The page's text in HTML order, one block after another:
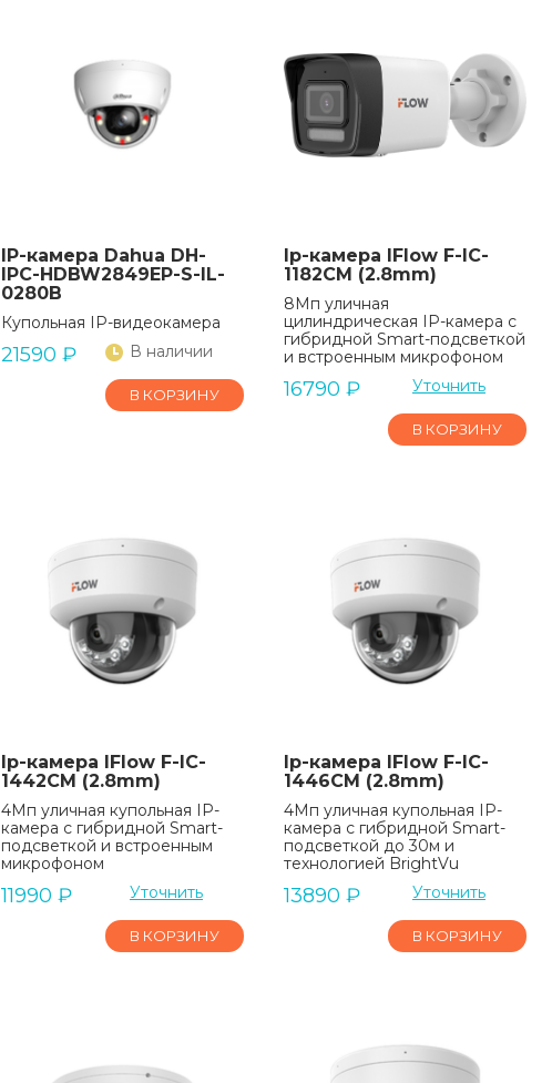
IP-камера Dahua DH-
IPC-HDBW2849EP-S-IL-
0280B
Купольная IP-видеокамера
21590 ₽ В наличии
В КОРЗИНУ
Ip-камера IFlow F-IC-
1182CM (2.8mm)
8Мп уличная
цилиндрическая IP-камера с
гибридной Smart-подсветкой
и встроенным микрофоном
16790 ₽ Уточнить
В КОРЗИНУ
Ip-камера IFlow F-IC-
1442CM (2.8mm)
4Мп уличная купольная IP-
камера с гибридной Smart-
подсветкой и встроенным
микрофоном
11990 ₽ Уточнить
В КОРЗИНУ
Ip-камера IFlow F-IC-
1446CM (2.8mm)
4Мп уличная купольная IP-
камера с гибридной Smart-
подсветкой до 30м и
технологией BrightVu
13890 ₽ Уточнить
В КОРЗИНУ